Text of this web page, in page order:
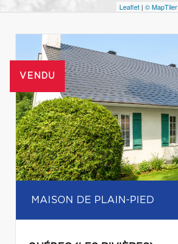
Leaflet | © MapTiler
VENDU
MAISON DE PLAIN-PIED